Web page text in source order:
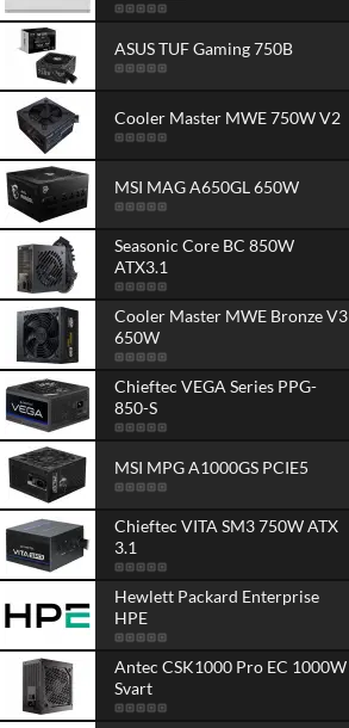
ASUS TUF Gaming 750B
Cooler Master MWE 750W V2
MSI MAG A650GL 650W
Seasonic Core BC 850W
ATX3.1
Cooler Master MWE Bronze V3
650W
Chieftec VEGA Series PPG-
850-S
MSI MPG A1000GS PCIE5
Chieftec VITA SM3 750W ATX
3.1
Hewlett Packard Enterprise
HPE
Antec CSK1000 Pro EC 1000W
Svart